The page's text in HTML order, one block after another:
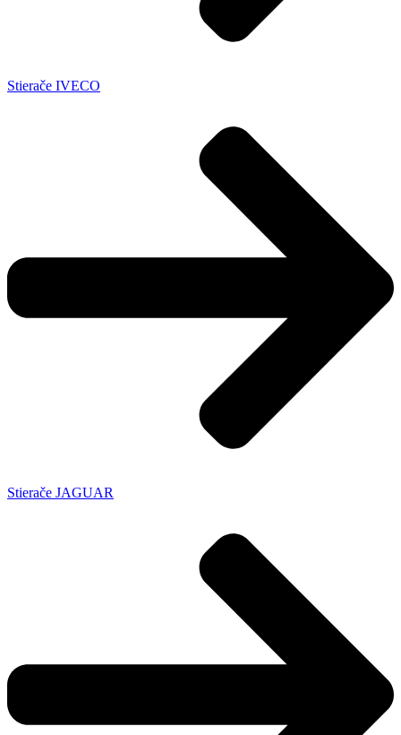
Stierače IVECO
Stierače JAGUAR